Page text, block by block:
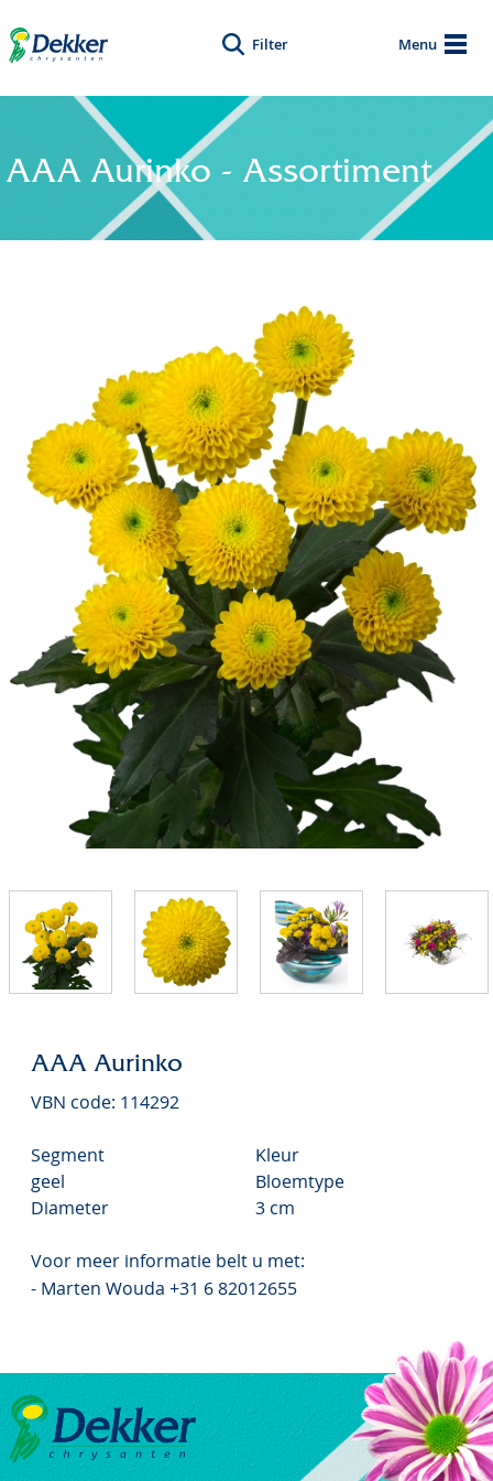
Menu
Filter
AAA Aurinko - Assortiment
AAA Aurinko
VBN code: 114292
Segment
Kleur
geel
Bloemtype
Diameter
3 cm
Voor meer informatie belt u met:
- Marten Wouda +31 6 82012655